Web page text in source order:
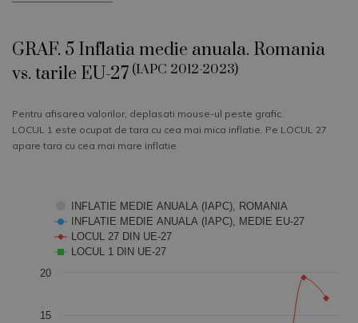
GRAF. 5 Inflatia medie anuala. Romania
vs. tarile EU-27 (IAPC 2012-2023)
Pentru afisarea valorilor, deplasati mouse-ul peste grafic.
LOCUL 1 este ocupat de tara cu cea mai mica inflatie. Pe LOCUL 27
apare tara cu cea mai mare inflatie
Combination chart with 4 data series.
The chart has 1 X axis displaying categories.
The chart has 1 Y axis displaying Values. Data ranges from
INFLATIE MEDIE ANUALA (IAPC), ROMANIA
INFLATIE MEDIE ANUALA (IAPC), MEDIE EU-27
LOCUL 27 DIN UE-27
LOCUL 1 DIN UE-27
15
20